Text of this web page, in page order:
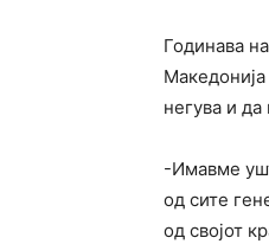
Годинава
негува и
-Имавме
од сите
од својот